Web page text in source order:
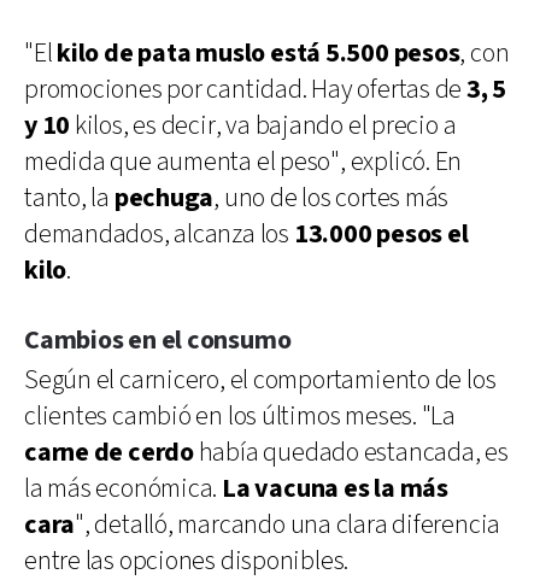
"Elkilo de pata muslo está 5.500 pesos, con
promociones por cantidad. Hay ofertas de3, 5
y 10 kilos, es decir, va bajando el precio a
medida que aumenta el peso", explicó. En
tanto, la pechuga, uno de los cortes más
demandados, alcanza los 13.000 pesos el
kilo.
Cambios en el consumo
Según el carnicero, el comportamiento de los
clientes cambió en los últimos meses. "La
carne de cerdohabía quedado estancada, es
la más económica. La vacuna es la más
cara", detalló, marcando una clara diferencia
entre las opciones disponibles.